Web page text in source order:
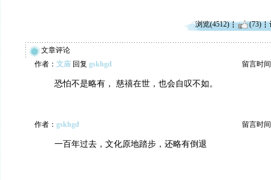
浏览(4512) (73)
文章评论
作者： 文庙 回复 gskhgd 留言时
恐怕不是略有， 慈禧在世，也会自叹不如。
作者： gskhgd 留言时
一百年过去，文化原地踏步，还略有倒退